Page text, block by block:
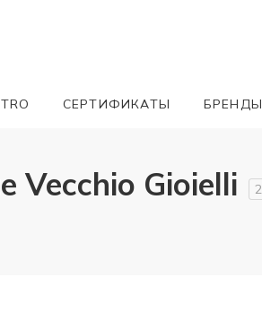
СЕРТИФИКАТЫ БРЕНДЫ
Vecchio Gioielli 2